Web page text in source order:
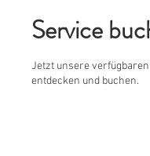
Service
Jetzt unsere
entdecken und buchen.